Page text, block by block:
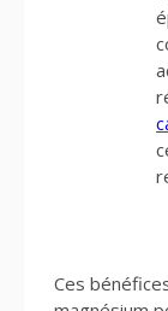
Ces